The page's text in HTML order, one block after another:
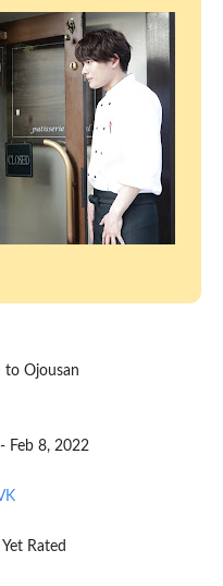
to Ojousan
Feb 8, 2022
Rated